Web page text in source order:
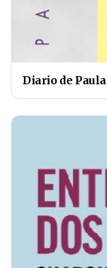
Diario de Paula